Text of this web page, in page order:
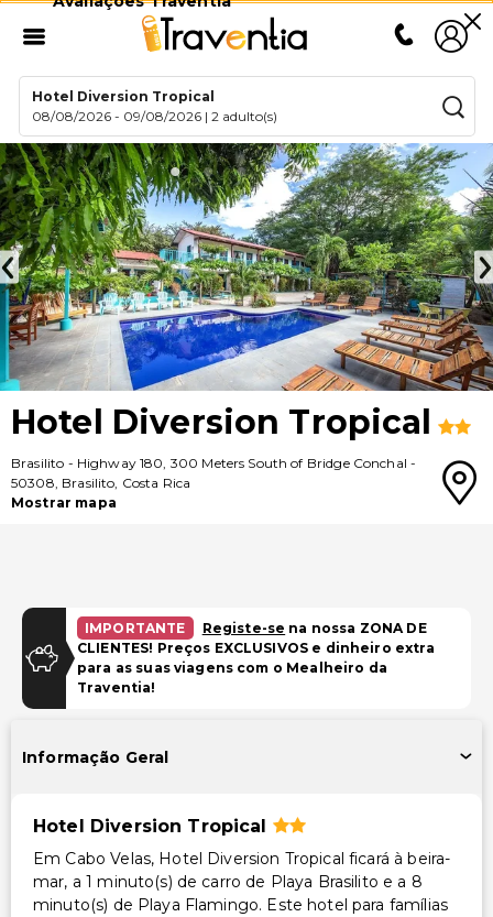
Hotel Diversion Tropical
08/08/2026 - 09/08/2026 |2 adulto(s)
Hotel Diversion Tropical
Brasilito - Highway 180, 300 Meters South of Bridge Conchal -
50308, Brasilito, Costa Rica
Mostrar mapa
IMPORTANTE Registe-se na nossa ZONA DE
CLIENTES! Preços EXCLUSIVOS e dinheiro extra
para as suas viagens com o Mealheiro da
Traventia!
Informação Geral
Hotel Diversion Tropical
Em Cabo Velas, Hotel Diversion Tropical ficará à beira-
mar, a 1 minuto(s) de carro de Playa Brasilito e a 8
minuto(s) de Playa Flamingo. Este hotel para famílias